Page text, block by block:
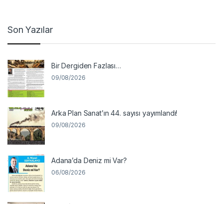
Son Yazılar
Bir Dergiden Fazlası…
09/08/2026
Arka Plan Sanat’ın 44. sayısı yayımlandı!
09/08/2026
Adana’da Deniz mi Var?
06/08/2026